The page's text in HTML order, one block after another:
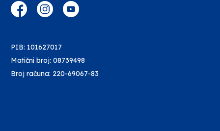
PIB: 101627017
Matični broj: 08739498
Broj računa: 220-69067-83